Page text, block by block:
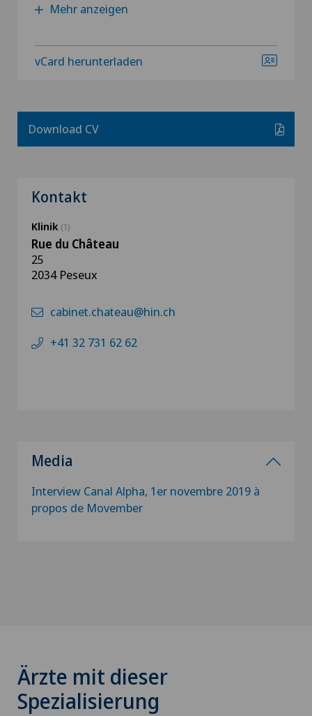
Mehr anzeigen
vCard herunterladen
Download CV
Kontakt
Klinik (1)
Rue du Château
25
2034 Peseux
cabinet.chateau@hin.ch
+41 32 731 62 62
Media
Interview Canal Alpha, 1er novembre 2019 à
propos de Movember
Ärzte mit dieser
Spezialisierung